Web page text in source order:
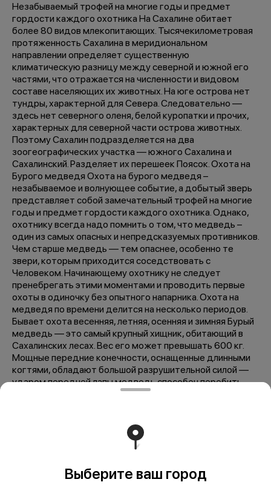
Незабываемый трофей на многие годы и предмет
гордости каждого охотника На Сахалине обитает
более 80 видов млекопитающих. Тысячекилометровая
протяженность Сахалина в меридиональном
направлении определяет существенную
климатическую разницу между северной и южной его
частями, что отражается на численности и видовом
составе населяющих их животных. На юге острова нет
тундры, характерной для Севера. Следовательно —
здесь нет северного оленя, белой куропатки и прочих,
характерных для северной части острова животных.
Поэтому Сахалин подразделяется на два
зоогеографических участка — южного Сахалина и
Сахалинский. Разделяет их перешеек Поясок. Охота на
Бурого медведя Охота на бурого медведя –
незабываемое и волнующее событие, а добытый зверь
представляет собой замечательный трофей на многие
годы и предмет гордости каждого охотника. Однако,
охотнику всегда надо помнить о том, что медведь –
один из самых опасных и непредсказуемых противников.
Чем старше медведь — тем опаснее, особенно те
звери, которым приходится соседствовать с
Человеком. Начинающему охотнику не следует
пренебрегать этими моментами и проводить первые
охоты в одиночку без опытного напарника. Охота на
медведя по времени делится на несколько периодов.
Бывает охота весенняя, летняя, осенняя и зимняя Бурый
медведь — это самый крупный хищник, обитающий в
Сахалинских лесах. Вес его может превышать 600 кг.
Мощные передние конечности, оснащенные длинными
когтями, обладают большой разрушительной силой —
ударом передней лапы медведь способен перебить
хребет, вырвать ребра или сломать кости черепа
5 августа по конец ноября Продолжительность: 10 - 14
дней Группа: возможен индивидуальный и групповой
"Могучи" В стоимость входит: лицензия на добычу
зверя, трансфер, проживание, первичная обработка
Выберите ваш город